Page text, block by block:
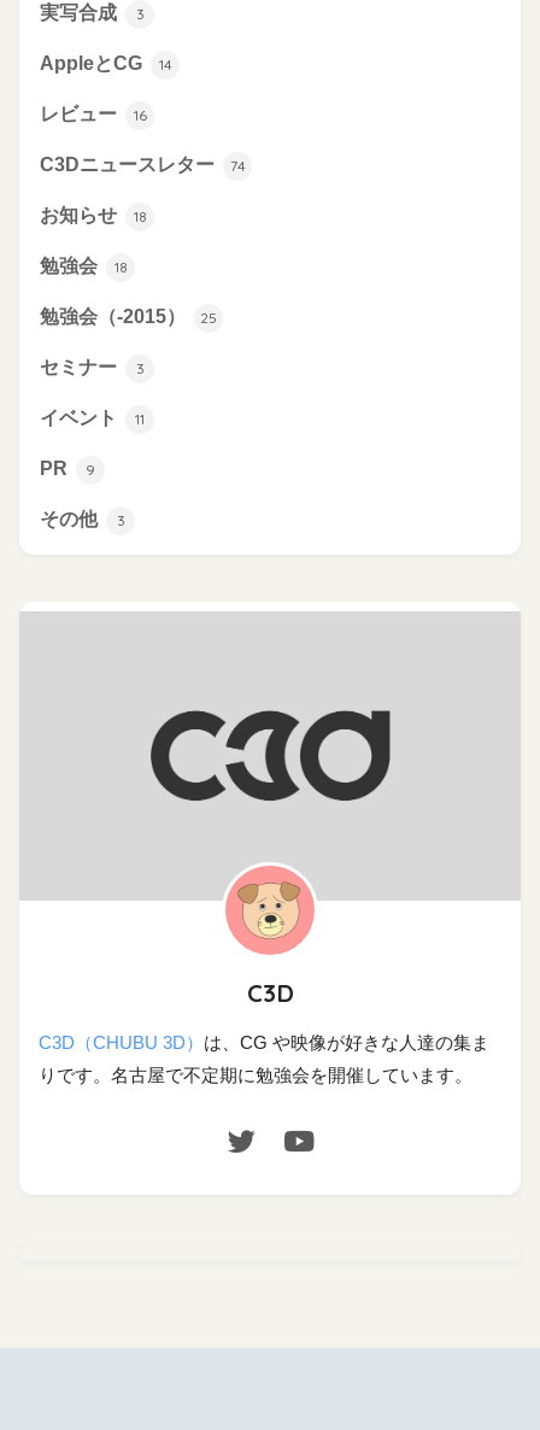
実写合成 3
AppleとCG 14
レビュー 16
C3Dニュースレター 74
お知らせ 18
勉強会 18
勉強会（-2015） 25
セミナー 3
イベント 11
PR 9
その他 3
C3D
C3D（CHUBU 3D） は、CG や映像が好きな人達の集ま
りです。名古屋で不定期に勉強会を開催しています。